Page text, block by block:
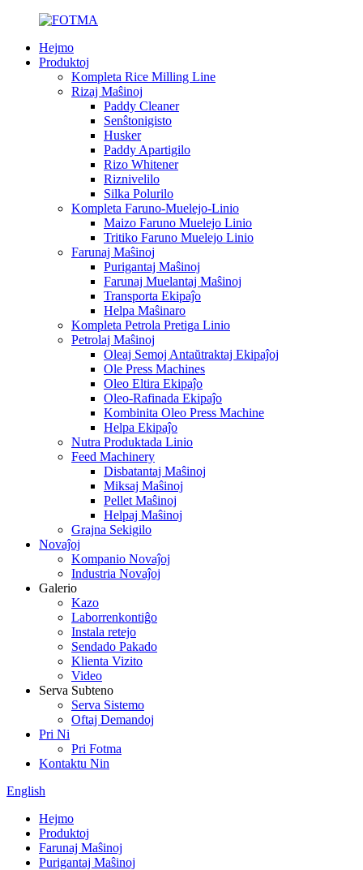
Hejmo
Produktoj
Kompleta Rice Milling Line
Rizaj Maŝinoj
Paddy Cleaner
Senŝtonigisto
Husker
Paddy Apartigilo
Rizo Whitener
Riznivelilo
Silka Polurilo
Kompleta Faruno-Muelejo-Linio
Maizo Faruno Muelejo Linio
Tritiko Faruno Muelejo Linio
Farunaj Maŝinoj
Purigantaj Maŝinoj
Farunaj Muelantaj Maŝinoj
Transporta Ekipaĵo
Helpa Maŝinaro
Kompleta Petrola Pretiga Linio
Petrolaj Maŝinoj
Oleaj Semoj Antaŭtraktaj Ekipaĵoj
Ole Press Machines
Oleo Eltira Ekipaĵo
Oleo-Rafinada Ekipaĵo
Kombinita Oleo Press Machine
Helpa Ekipaĵo
Nutra Produktada Linio
Feed Machinery
Disbatantaj Maŝinoj
Miksaj Maŝinoj
Pellet Maŝinoj
Helpaj Maŝinoj
Grajna Sekigilo
Novaĵoj
Kompanio Novaĵoj
Industria Novaĵoj
Galerio
Kazo
Laborrenkontiĝo
Instala retejo
Sendado Pakado
Klienta Vizito
Video
Serva Subteno
Serva Sistemo
Oftaj Demandoj
Pri Ni
Pri Fotma
Kontaktu Nin
English
Hejmo
Produktoj
Farunaj Maŝinoj
Purigantaj Maŝinoj